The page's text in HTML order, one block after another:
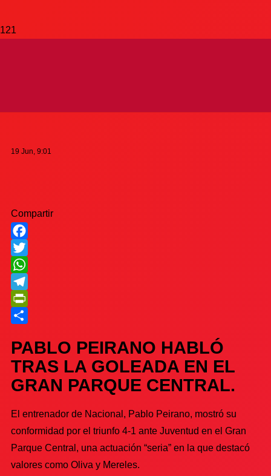
19 Jun, 9:01
Compartir
Facebook
Twitter
WhatsApp
Telegram
PrintFriendly
PABLO PEIRANO HABLÓ
TRAS LA GOLEADA EN EL
GRAN PARQUE CENTRAL.
El entrenador de Nacional, Pablo Peirano, mostró su
conformidad por el triunfo 4-1 ante Juventud en el Gran
Parque Central, una actuación “seria” en la que destacó
valores como Oliva y Mereles.